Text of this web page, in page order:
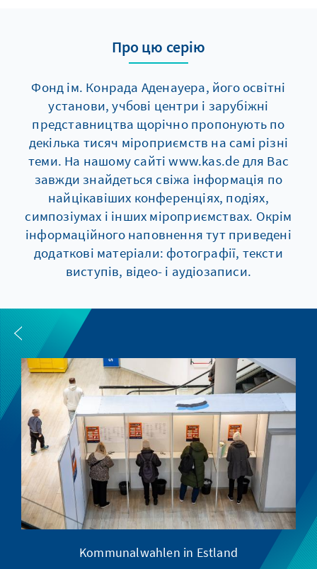
Про цю серію
Фонд ім. Конрада Аденауера, його освітні
установи, учбові центри і зарубіжні
представництва щорічно пропонують по
декілька тисяч мiроприємств на самі різні
теми. На нашому сайті www.kas.de для Вас
завжди знайдеться свіжа інформація по
найцікавіших конференціях, подіях,
симпозіумах і інших мiроприємствах. Окрім
інформаційного наповнення тут приведені
додаткові матеріали: фотографії, тексти
виступів, відео- і аудіозаписи.
Kommunalwahlen in Estland